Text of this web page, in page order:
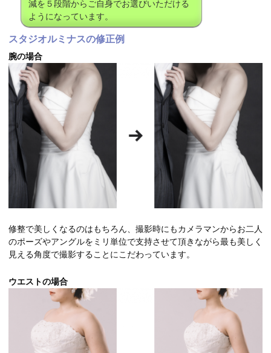
減を５段階からご自身でお選びいただける
ようになっています。
スタジオルミナスの修正例
腕の場合
修整で美しくなるのはもちろん、撮影時にもカメラマンからお二人
のポーズやアングルをミリ単位で支持させて頂きながら最も美しく
見える角度で撮影することにこだわっています。
ウエストの場合